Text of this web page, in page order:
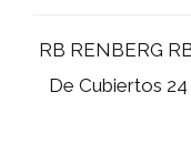
RB RENBERG
De Cubiertos